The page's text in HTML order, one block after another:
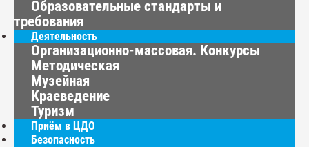
Образовательные стандарты и
требования
Деятельность
Организационно-массовая. Конкурсы
Методическая
Музейная
Краеведение
Туризм
Приём в ЦДО
Безопасность